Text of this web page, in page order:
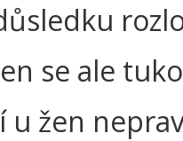
se ale
u žen